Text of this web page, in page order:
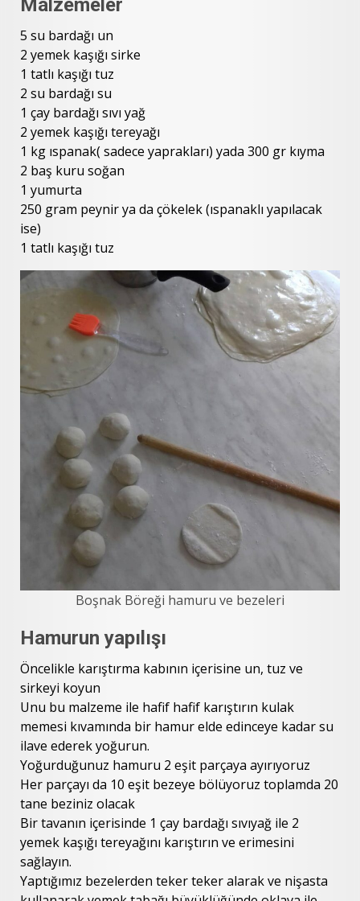
Malzemeler
5 su bardağı un
2 yemek kaşığı sirke
1 tatlı kaşığı tuz
2 su bardağı su
1 çay bardağı sıvı yağ
2 yemek kaşığı tereyağı
1 kg ıspanak( sadece yaprakları) yada 300 gr kıyma
2 baş kuru soğan
1 yumurta
250 gram peynir ya da çökelek (ıspanaklı yapılacak
ise)
1 tatlı kaşığı tuz
Boşnak Böreği hamuru ve bezeleri
Hamurun yapılışı
Öncelikle karıştırma kabının içerisine un, tuz ve
sirkeyi koyun
Unu bu malzeme ile hafif hafif karıştırın kulak
memesi kıvamında bir hamur elde edinceye kadar su
ilave ederek yoğurun.
Yoğurduğunuz hamuru 2 eşit parçaya ayırıyoruz
Her parçayı da 10 eşit bezeye bölüyoruz toplamda 20
tane beziniz olacak
Bir tavanın içerisinde 1 çay bardağı sıvıyağ ile 2
yemek kaşığı tereyağını karıştırın ve erimesini
sağlayın.
Yaptığımız bezelerden teker teker alarak ve nişasta